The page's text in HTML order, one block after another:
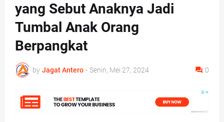
yang Sebut Anaknya Jadi
Tumbal Anak Orang
Berpangkat
by Jagat Antero - Senin, Mei 27, 2024 0